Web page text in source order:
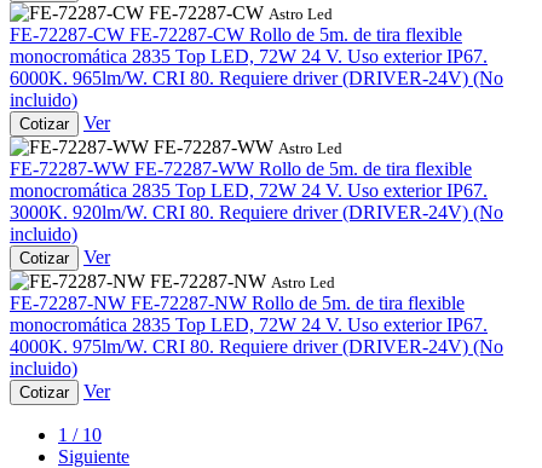
FE-72287-CW Astro Led
FE-72287-CW FE-72287-CW Rollo de 5m. de tira flexible
monocromática 2835 Top LED, 72W 24 V. Uso exterior IP67.
6000K. 965lm/W. CRI 80. Requiere driver (DRIVER-24V) (No
incluido)
Cotizar
Ver
FE-72287-WW Astro Led
FE-72287-WW FE-72287-WW Rollo de 5m. de tira flexible
monocromática 2835 Top LED, 72W 24 V. Uso exterior IP67.
3000K. 920lm/W. CRI 80. Requiere driver (DRIVER-24V) (No
incluido)
Cotizar
Ver
FE-72287-NW Astro Led
FE-72287-NW FE-72287-NW Rollo de 5m. de tira flexible
monocromática 2835 Top LED, 72W 24 V. Uso exterior IP67.
4000K. 975lm/W. CRI 80. Requiere driver (DRIVER-24V) (No
incluido)
Cotizar Ver
1 / 10
Siguiente